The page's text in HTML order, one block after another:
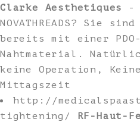
Clarke Aesthetiques
-
NOVATHREADS? Sie
bereits mit einer
Nahtmaterial.
keine Operation,
Mittagszeit
http://
tightening/
RF-Haut-